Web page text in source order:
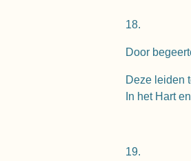
18.
Door
Deze leiden
In het Hart
19.